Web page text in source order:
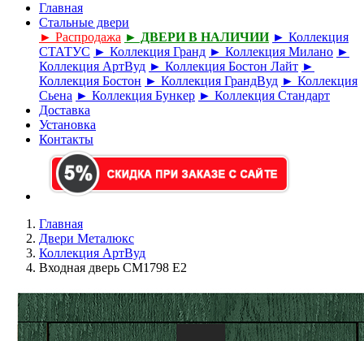
Главная
Стальные двери
► Распродажа ► ДВЕРИ В НАЛИЧИИ ► Коллекция
СТАТУС ► Коллекция Гранд ► Коллекция Милано ►
Коллекция АртВуд ► Коллекция Бостон Лайт ►
Коллекция Бостон ► Коллекция ГрандВуд ► Коллекция
Сьена ► Коллекция Бункер ► Коллекция Стандарт
Доставка
Установка
Контакты
Главная
Двери Металюкс
Коллекция АртВуд
Входная дверь СМ1798 Е2